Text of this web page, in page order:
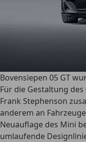
Bovensiepen 05 GT
Für die Gestaltung
Frank Stephenson
anderem an
Neuauflage des Mini
umlaufende